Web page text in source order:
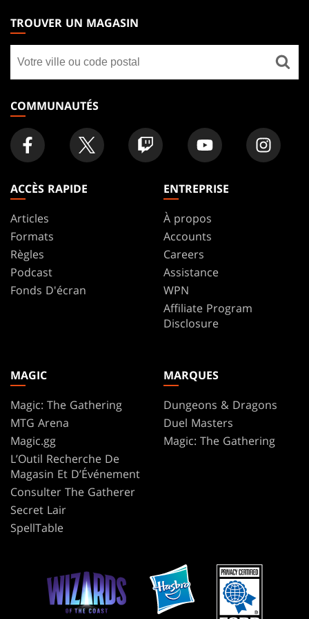
THE
GATHERING
FOOTER
TROUVER UN MAGASIN
un
magasin
COMMUNAUTÉS
ACCÈS RAPIDE
Articles
Formats
Règles
Podcast
Fonds D'écran
ENTREPRISE
À propos
Accounts
Careers
Assistance
WPN
Affiliate Program
Disclosure
MAGIC
Magic: The Gathering
MTG Arena
Magic.gg
L’Outil Recherche De
Magasin Et D’Événement
Consulter The Gatherer
Secret Lair
SpellTable
MARQUES
Dungeons & Dragons
Duel Masters
Magic: The Gathering